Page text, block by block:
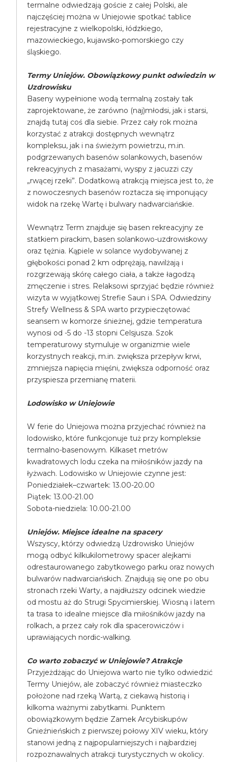
termalne odwiedzają goście z całej Polski, ale
najczęściej można w Uniejowie spotkać tablice
rejestracyjne z wielkopolski, łódzkiego,
mazowieckiego, kujawsko-pomorskiego czy
śląskiego.
Termy Uniejów. Obowiązkowy punkt odwiedzin w
Uzdrowisku
Baseny wypełnione wodą termalną zostały tak
zaprojektowane, że zarówno (naj)młodsi, jak i starsi,
znajdą tutaj coś dla siebie. Przez cały rok można
korzystać z atrakcji dostępnych wewnątrz
kompleksu, jak i na świeżym powietrzu, m.in.
podgrzewanych basenów solankowych, basenów
rekreacyjnych z masażami, wyspy z jacuzzi czy
„rwącej rzeki”. Dodatkową atrakcją miejsca jest to, że
z nowoczesnych basenów roztacza się imponujący
widok na rzekę Wartę i bulwary nadwarciańskie.
Wewnątrz Term znajduje się basen rekreacyjny ze
statkiem pirackim, basen solankowo-uzdrowiskowy
oraz tężnia. Kąpiele w solance wydobywanej z
głębokości ponad 2 km odprężają, nawilżają i
rozgrzewają skórę całego ciała, a także łagodzą
zmęczenie i stres. Relaksowi sprzyjać będzie również
wizyta w wyjątkowej Strefie Saun i SPA. Odwiedziny
Strefy Wellness & SPA warto przypieczętować
seansem w komorze śnieżnej, gdzie temperatura
wynosi od -5 do -13 stopni Celsjusza. Szok
temperaturowy stymuluje w organizmie wiele
korzystnych reakcji, m.in. zwiększa przepływ krwi,
zmniejsza napięcia mięśni, zwiększa odporność oraz
przyspiesza przemianę materii.
Lodowisko w Uniejowie
W ferie do Uniejowa można przyjechać również na
lodowisko, które funkcjonuje tuż przy kompleksie
termalno-basenowym. Kilkaset metrów
kwadratowych lodu czeka na miłośników jazdy na
łyżwach. Lodowisko w Uniejowie czynne jest:
Poniedziałek–czwartek: 13.00-20.00
Piątek: 13.00-21.00
Sobota-niedziela: 10.00-21.00
Uniejów. Miejsce idealne na spacery
Wszyscy, którzy odwiedzą Uzdrowisko Uniejów
mogą odbyć kilkukilometrowy spacer alejkami
odrestaurowanego zabytkowego parku oraz nowych
bulwarów nadwarciańskich. Znajdują się one po obu
stronach rzeki Warty, a najdłuższy odcinek wiedzie
od mostu aż do Strugi Spycimierskiej. Wiosną i latem
ta trasa to idealne miejsce dla miłośników jazdy na
rolkach, a przez cały rok dla spacerowiczów i
uprawiających nordic-walking.
Co warto zobaczyć w Uniejowie? Atrakcje
Przyjeżdżając do Uniejowa warto nie tylko odwiedzić
Termy Uniejów, ale zobaczyć również miasteczko
położone nad rzeką Wartą, z ciekawą historią i
kilkoma ważnymi zabytkami. Punktem
obowiązkowym będzie Zamek Arcybiskupów
Gnieźnieńskich z pierwszej połowy XIV wieku, który
stanowi jedną z najpopularniejszych i najbardziej
rozpoznawalnych atrakcji turystycznych w okolicy.